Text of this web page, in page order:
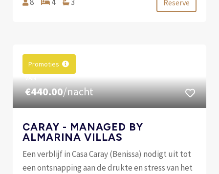
Reserve
Promoties
€440.00/nacht
CARAY - MANAGED BY
ALMARINA VILLAS
Een verblijf in Casa Caray (Benissa) nodigt uit tot
een ontsnapping aan de drukte en stress van het